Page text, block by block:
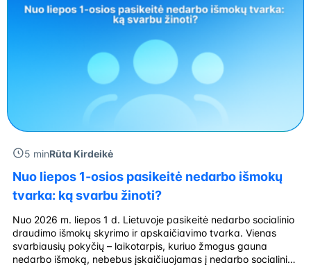
5 minRūta Kirdeikė
Nuo liepos 1-osios pasikeitė nedarbo išmokų
tvarka: ką svarbu žinoti?
Nuo 2026 m. liepos 1 d. Lietuvoje pasikeitė nedarbo socialinio
draudimo išmokų skyrimo ir apskaičiavimo tvarka. Vienas
svarbiausių pokyčių – laikotarpis, kuriuo žmogus gauna
nedarbo išmoką, nebebus įskaičiuojamas į nedarbo socialinio